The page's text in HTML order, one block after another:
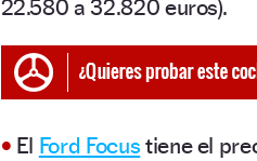
22.580 a 32.820 euros).
• El Ford Focus tiene el